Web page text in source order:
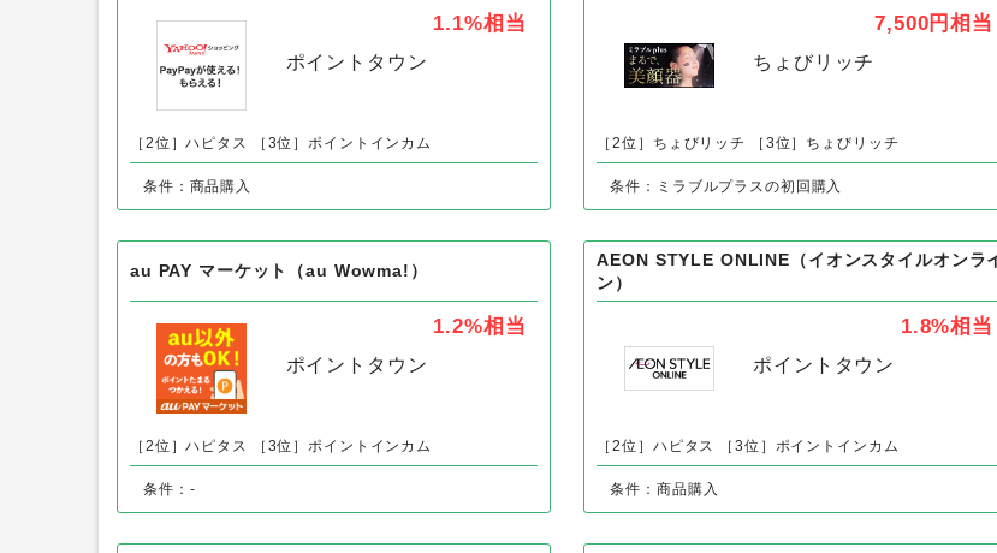
プロジェクト英Q！（500円コース）以外の「生活・暮らし・日用品」の人気案件
Yahoo!ショッピング
［2位］ハピタス ［3位］ポイントインカム
条件：商品購入
ミラブルplus
7,500円
ちょびリッチ
［2位］ちょびリッチ ［3位］ちょびリッチ
条件：ミラブルプラスの初回購入
au PAY マーケット（au Wowma!）
AEON STYLE ONLINE（イオンスタイルオンライ